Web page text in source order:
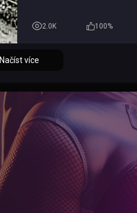
2.0K 100%
Načíst více